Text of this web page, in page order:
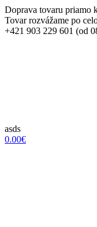
Doprava tovaru priamo
Tovar rozvážame po
+421 903 229 601 (od
asds
0.00€